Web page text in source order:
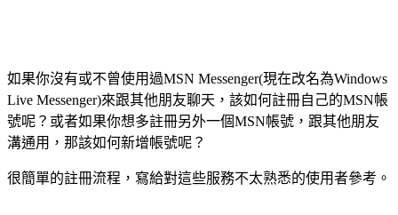
如果你沒有或不曾使用過MSN Messenger(現在改名為Windows
Live Messenger)來跟其他朋友聊天，該如何註冊自己的MSN帳
號呢？或者如果你想多註冊另外一個MSN帳號，跟其他朋友
溝通用，那該如何新增帳號呢？
很簡單的註冊流程，寫給對這些服務不太熟悉的使用者參考。